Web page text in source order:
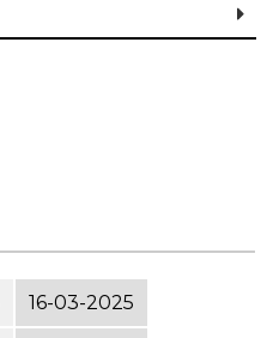
16-03-2025